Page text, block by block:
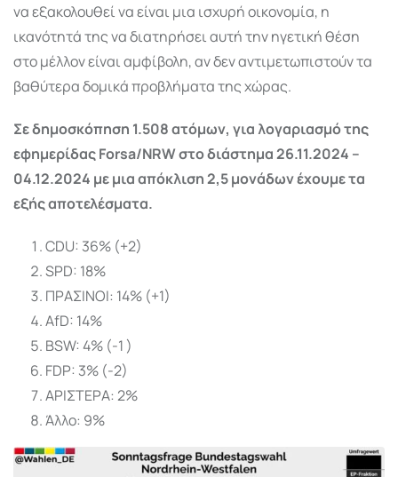
να εξακολουθεί να είναι μια ισχυρή οικονομία, η
ικανότητά της να διατηρήσει αυτή την ηγετική θέση
στο μέλλον είναι αμφίβολη, αν δεν αντιμετωπιστούν τα
βαθύτερα δομικά προβλήματα της χώρας.
Σε δημοσκόπηση 1.508 ατόμων, για λογαριασμό της
εφημερίδας Forsa/NRW στο διάστημα 26.11.2024 –
04.12.2024 με μια απόκλιση 2,5 μονάδων έχουμε τα
εξής αποτελέσματα.
CDU: 36% (+2)
SPD: 18%
ΠΡΑΣΙΝΟΙ: 14% (+1)
AfD: 14%
BSW: 4% (-1 )
FDP: 3% (-2)
ΑΡΙΣΤΕΡΑ: 2%
Άλλο: 9%